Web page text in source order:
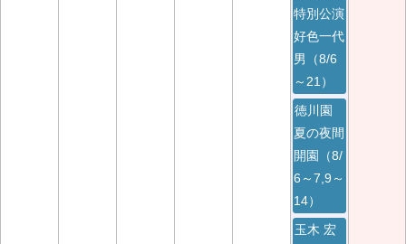
徳川園
夏の夜間
開園（8/
6～7,9～
14）
玉木 宏
特別公演
好色一代
男（8/6
～21）